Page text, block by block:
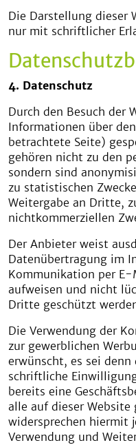
Die Darstellung dieser
nur mit schriftlicher
4. Datenschutz
Durch den Besuch der
Informationen über
betrachtete Seite)
gehören nicht zu den
sondern sind
zu statistischen
Weitergabe an Dritte,
nichtkommerziellen
Der Anbieter weist
Datenübertragung im
Kommunikation per E-
aufweisen und nicht
Dritte geschützt
Die Verwendung der
zur gewerblichen
erwünscht, es sei
schriftliche
bereits eine
alle auf dieser Website
widersprechen hiermit
Verwendung und